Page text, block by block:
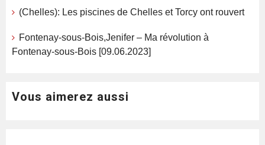
(Chelles): Les piscines de Chelles et Torcy ont rouvert
Fontenay-sous-Bois,Jenifer – Ma révolution à
Fontenay-sous-Bois [09.06.2023]
Vous aimerez aussi